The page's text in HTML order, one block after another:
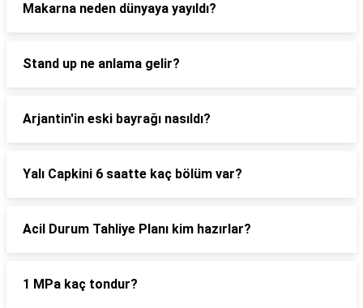
Makarna neden dünyaya yayıldı?
Stand up ne anlama gelir?
Arjantin'in eski bayrağı nasıldı?
Yalı Capkini 6 saatte kaç bölüm var?
Acil Durum Tahliye Planı kim hazırlar?
1 MPa kaç tondur?